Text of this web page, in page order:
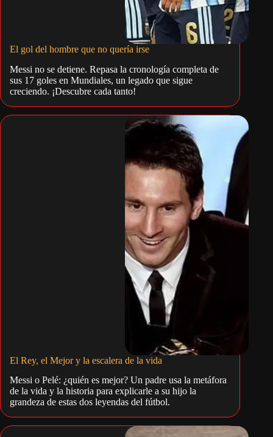
El gol del hombre que no quería irse
Messi no se detiene. Repasa la cronología completa de
sus 17 goles en Mundiales, un legado que sigue
creciendo. ¡Descubre cada tanto!
El Rey, el Mejor y la escalera de la vida
Messi o Pelé: ¿quién es mejor? Un padre usa la metáfora
de la vida y la historia para explicarle a su hijo la
grandeza de estas dos leyendas del fútbol.